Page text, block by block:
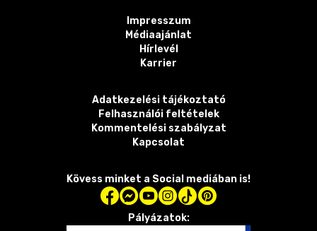
Impresszum
Médiaajánlat
Hírlevél
Karrier
Adatkezelési tájékoztató
Felhasználói feltételek
Kommentelési szabályzat
Kapcsolat
Kövess minket a Social mediában is!
Pályázatok: